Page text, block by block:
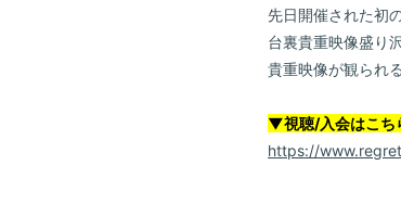
Bio
Disc
Movie
Goods
先日開催された初
台裏貴重映像盛り
貴重映像が観られ
▼視聴/入会はこ
https://